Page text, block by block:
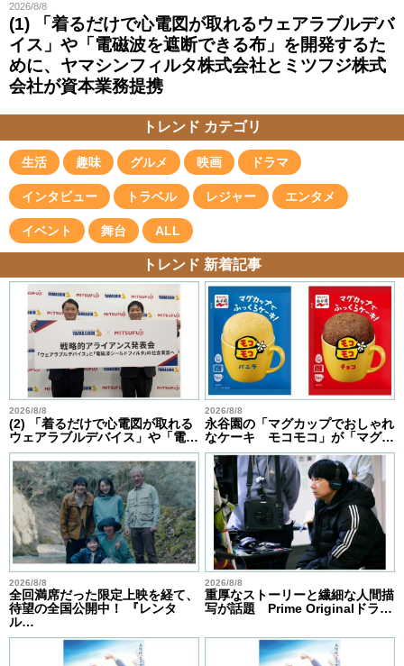
2026/8/8
(1) 「着るだけで心電図が取れるウェアラブルデバ
イス」や「電磁波を遮断できる布」を開発するた
めに、ヤマシンフィルタ株式会社とミツフジ株式
会社が資本業務提携
トレンド カテゴリ
生活 趣味 グルメ 映画 ドラマ
インタビュー トラベル レジャー エンタメ
イベント 舞台 ALL
トレンド 新着記事
2026/8/8
(2) 「着るだけで心電図が取れる
ウェアラブルデバイス」や「電…
2026/8/8
永谷園の「マグカップでおしゃれ
なケーキ モコモコ」が「マグ…
2026/8/8
全回満席だった限定上映を経て、
待望の全国公開中！ 『レンタ
ル…
2026/8/8
重厚なストーリーと繊細な人間描
写が話題 Prime Originalドラ…